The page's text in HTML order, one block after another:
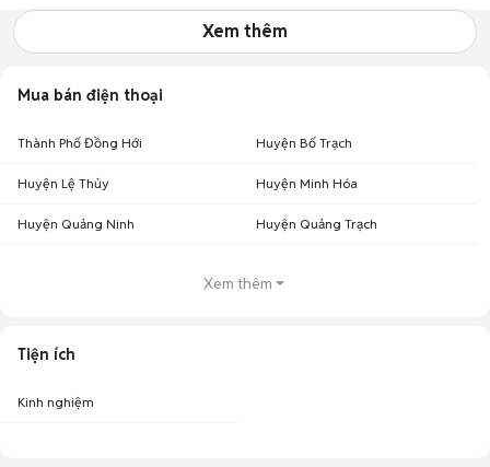
Xem thêm
Mua bán điện thoại
Thành Phố Đồng Hới Huyện Bố Trạch
Huyện Lệ Thủy Huyện Minh Hóa
Huyện Quảng Ninh Huyện Quảng Trạch
Xem thêm
Tiện ích
Kinh nghiệm